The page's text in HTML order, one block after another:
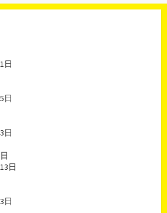
日
日
日
日
日